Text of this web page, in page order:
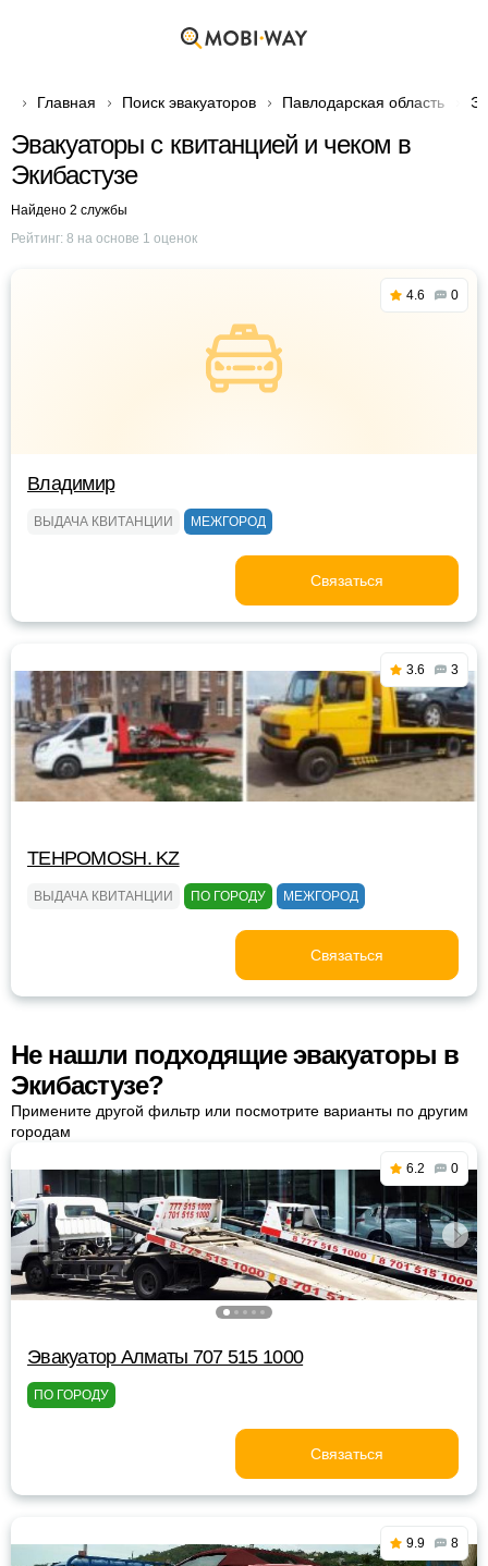
Главная Поиск эвакуаторов Павлодарская область
Эвакуаторы с квитанцией и чеком в
Экибастузе
Найдено 2 службы
Рейтинг: 8 на основе 1 оценок
4.6 0
Владимир
ВЫДАЧА КВИТАНЦИИ МЕЖГОРОД
Связаться
3.6 3
TEHPOMOSH. KZ
ВЫДАЧА КВИТАНЦИИ ПО ГОРОДУ МЕЖГОРОД
Связаться
Не нашли подходящие эвакуаторы в
Экибастузе?
Примените другой фильтр или посмотрите варианты по другим
городам
6.2 0
Эвакуатор Алматы 707 515 1000
ПО ГОРОДУ
Связаться
9.9 8